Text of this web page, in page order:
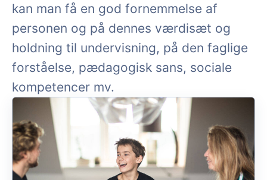
kan man få en god fornemmelse af
personen og på dennes værdisæt og
holdning til undervisning, på den faglige
forståelse, pædagogisk sans, sociale
kompetencer mv.